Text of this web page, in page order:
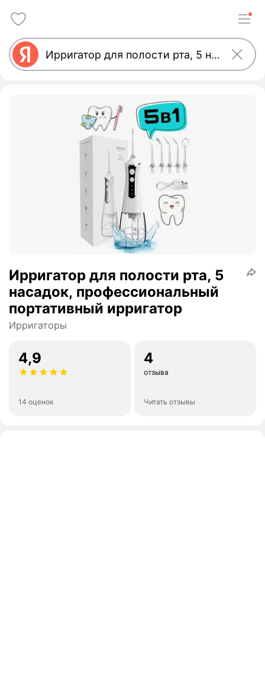
Ирригатор для полости рта, 5
насадок, профессиональный
портативный ирригатор
Ирригаторы
4,9
14 оценок
4
отзыва
Читать отзывы